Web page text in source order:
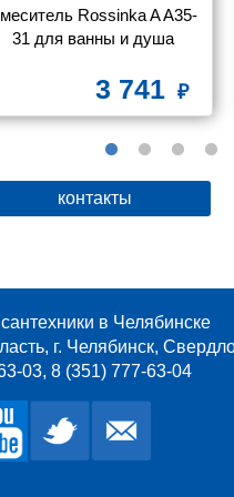
Rossinka A A35-
31 для ванны и душа
3 741
контакты
в Челябинске
г. Челябинск,
03, 8 (351) 777-63-04